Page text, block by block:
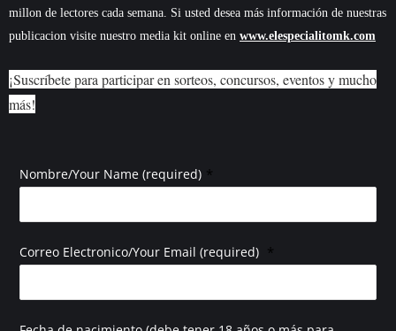
millon de lectores cada semana. Si usted desea más información de nuestras
publicacion visite nuestro media kit online en www.elespecialitomk.com
¡Suscríbete para participar en sorteos, concursos, eventos y mucho
más!
Nombre/Your Name (required) *
Correo Electronico/Your Email (required) *